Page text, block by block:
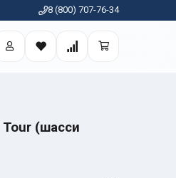
8 (800) 707-76-34
(шасси